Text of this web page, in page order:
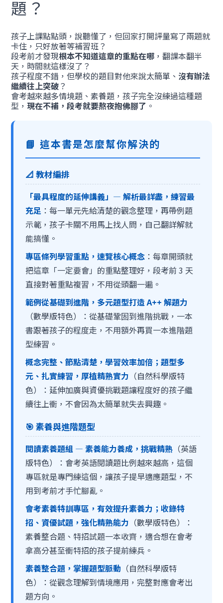
題？
孩子上課點點頭，說聽懂了，但回家打開評量寫了兩題就
卡住，只好放著等補習班？
段考前才發現根本不知道這章的重點在哪 ，翻課本翻半
天，時間就這樣沒了？
孩子程度不錯，但學校的題目對他來說太簡單、 沒有辦法
繼續往上突破？
會考越來越多情境題、素養題，孩子完全沒練過這種題
型， 現在不補，段考就要熬夜抱佛腳了 。
📘 這本書是怎麼幫你解決的
📐 教材編排
「最具程度的延伸講義」— 解析最詳盡，練習最
充足 ：每一單元先給清楚的觀念整理，再帶例題
示範，孩子卡關不用馬上找人問，自己翻詳解就
能搞懂。
專區條列學習重點，速覽核心概念 ：每章開頭就
把這章「一定要會」的重點整理好，段考前 3 天
直接對著重點複習，不用從頭翻一遍。
範例從基礎到進階，多元題型打造 A++ 解題力
（數學版特色）：從基礎鞏固到進階挑戰，一本
書跟著孩子的程度走，不用額外再買一本進階題
型練習。
概念完整、節點清楚，學習效率加倍；題型多
元、扎實練習，厚植精熟實力 （自然科學版特
色）：延伸加廣與資優挑戰題讓程度好的孩子繼
續往上衝，不會因為太簡單就失去興趣。
🎯 素養與進階題型
閱讀素養題組 — 素養能力養成，挑戰精熟 （英語
版特色）：會考英語閱讀題比例越來越高，這個
專區就是專門練這個，讓孩子提早適應題型，不
用到考前才手忙腳亂。
會考素養特訓專區，有效提升素養力；收錄特
招、資優試題，強化精熟能力 （數學版特色）：
素養整合題、特招試題一本收齊，適合想在會考
拿高分甚至衝特招的孩子提前練兵。
素養整合題，掌握題型脈動 （自然科學版特
色）：從觀念理解到情境應用，完整對應會考出
題方向。